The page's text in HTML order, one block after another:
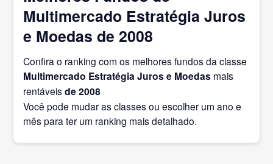
Multimercado Estratégia Juros
e Moedas de 2008
Confira o ranking com os melhores fundos da classe
Multimercado Estratégia Juros e Moedas mais
rentáveisde 2008
Você pode mudar as classes ou escolher um ano e
mês para ter um ranking mais detalhado.